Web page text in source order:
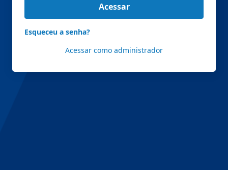
Acessar
Esqueceu a senha?
Acessar como administrador